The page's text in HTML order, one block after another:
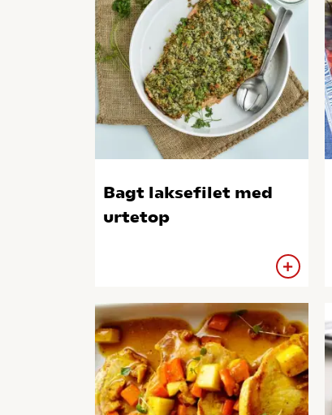
Bagt laksefilet med
urtetop